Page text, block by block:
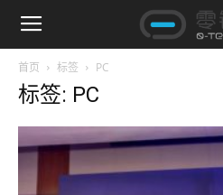
首页 标签 PC
标签: PC